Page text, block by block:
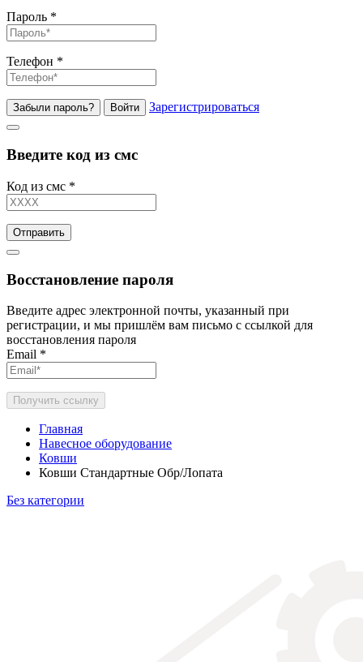
Пароль *
Телефон *
Забыли пароль? Войти Зарегистрироваться
Введите код из смс
Код из смс *
Отправить
Восстановление пароля
Введите адрес электронной почты, указанный при
регистрации, и мы пришлём вам письмо с ссылкой для
восстановления пароля
Email *
Получить ссылку
Главная
Навесное оборудование
Ковши
Ковши Стандартные Обр/Лопата
Без категории